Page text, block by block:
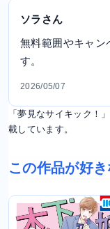
ソラさん
無料範囲やキャン
す。
2026/05/07
「夢見なサイキック！
載しています。
この作品が好